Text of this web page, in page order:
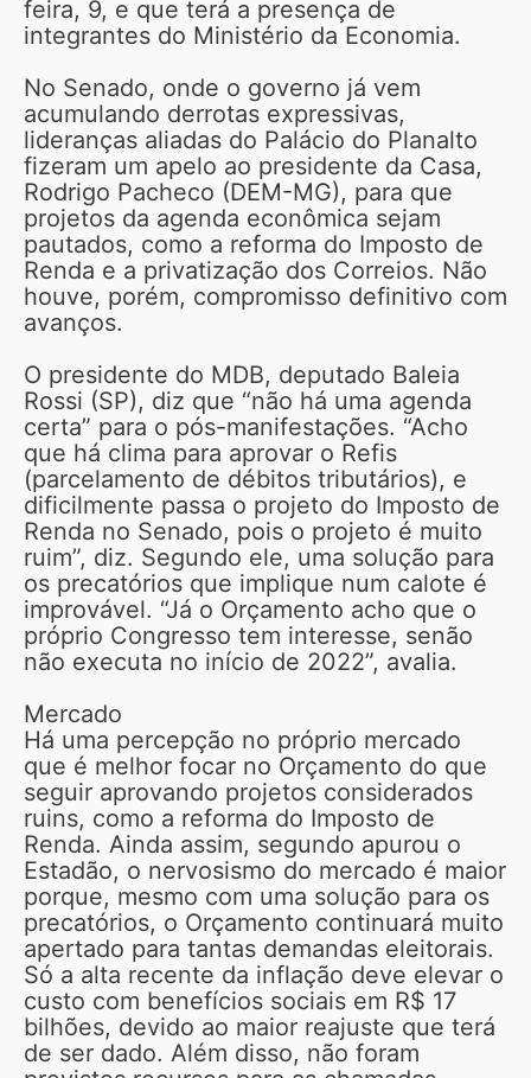
feira, 9, e que terá a presença de
integrantes do Ministério da Economia.
No Senado, onde o governo já vem
acumulando derrotas expressivas,
lideranças aliadas do Palácio do Planalto
fizeram um apelo ao presidente da Casa,
Rodrigo Pacheco (DEM-MG), para que
projetos da agenda econômica sejam
pautados, como a reforma do Imposto de
Renda e a privatização dos Correios. Não
houve, porém, compromisso definitivo com
avanços.
O presidente do MDB, deputado Baleia
Rossi (SP), diz que “não há uma agenda
certa” para o pós-manifestações. “Acho
que há clima para aprovar o Refis
(parcelamento de débitos tributários), e
dificilmente passa o projeto do Imposto de
Renda no Senado, pois o projeto é muito
ruim”, diz. Segundo ele, uma solução para
os precatórios que implique num calote é
improvável. “Já o Orçamento acho que o
próprio Congresso tem interesse, senão
não executa no início de 2022”, avalia.
Mercado
Há uma percepção no próprio mercado
que é melhor focar no Orçamento do que
seguir aprovando projetos considerados
ruins, como a reforma do Imposto de
Renda. Ainda assim, segundo apurou o
Estadão, o nervosismo do mercado é maior
porque, mesmo com uma solução para os
precatórios, o Orçamento continuará muito
apertado para tantas demandas eleitorais.
Só a alta recente da inflação deve elevar o
custo com benefícios sociais em R$ 17
bilhões, devido ao maior reajuste que terá
de ser dado. Além disso, não foram